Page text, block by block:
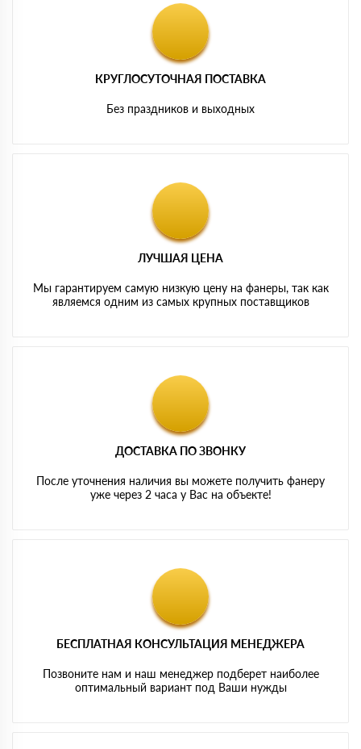
КРУГЛОСУТОЧНАЯ ПОСТАВКА
Без праздников и выходных
ЛУЧШАЯ ЦЕНА
Мы гарантируем самую низкую цену на фанеры, так как
являемся одним из самых крупных поставщиков
ДОСТАВКА ПО ЗВОНКУ
После уточнения наличия вы можете получить фанеру
уже через 2 часа у Вас на объекте!
БЕСПЛАТНАЯ КОНСУЛЬТАЦИЯ МЕНЕДЖЕРА
Позвоните нам и наш менеджер подберет наиболее
оптимальный вариант под Ваши нужды